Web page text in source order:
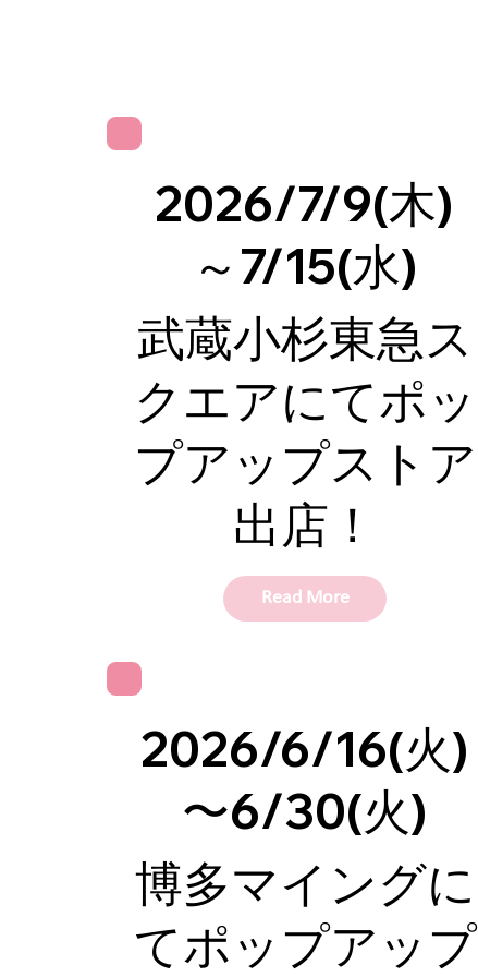
2026/7/9(木)
～7/15(水)
武蔵小杉東急ス
クエアにてポッ
プアップストア
出店！
Read More
2026/6/16(火)
〜6/30(火)
博多マイングに
てポップアップ